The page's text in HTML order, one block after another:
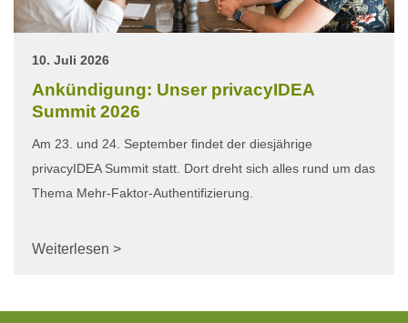
10. Juli 2026
Ankündigung: Unser privacyIDEA
Summit 2026
Am 23. und 24. September findet der diesjährige
privacyIDEA Summit statt. Dort dreht sich alles rund um das
Thema Mehr-Faktor-Authentifizierung.
Weiterlesen >